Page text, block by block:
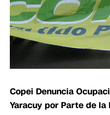
Copei Denuncia
Yaracuy por Parte de la